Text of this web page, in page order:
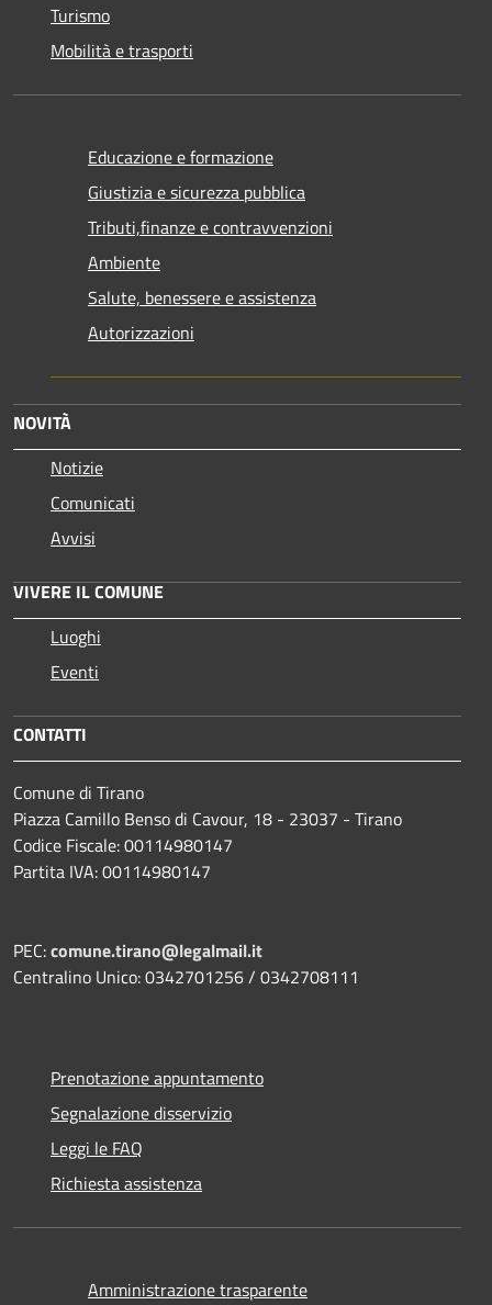
Turismo
Mobilità e trasporti
Educazione e formazione
Giustizia e sicurezza pubblica
Tributi,finanze e contravvenzioni
Ambiente
Salute, benessere e assistenza
Autorizzazioni
NOVITÀ
Notizie
Comunicati
Avvisi
VIVERE IL COMUNE
Luoghi
Eventi
CONTATTI
Comune di Tirano
Piazza Camillo Benso di Cavour, 18 - 23037 - Tirano
Codice Fiscale: 00114980147
Partita IVA: 00114980147
PEC:comune.tirano@legalmail.it
Centralino Unico: 0342701256 / 0342708111
Prenotazione appuntamento
Segnalazione disservizio
Leggi le FAQ
Richiesta assistenza
Amministrazione trasparente